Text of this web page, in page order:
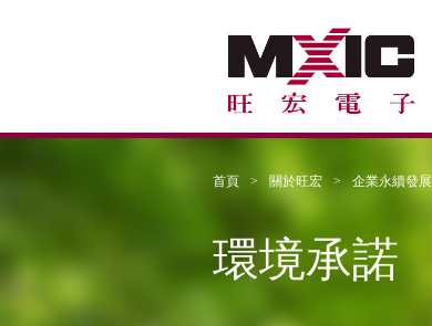
首頁 關於旺宏 企業永續發展
環境承諾